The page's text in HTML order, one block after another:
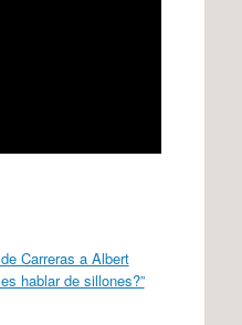
Carreras a Albert
hablar de sillones?”